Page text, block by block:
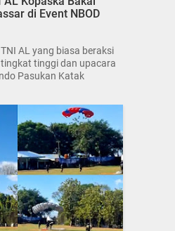
di Event NBOD
AL yang biasa beraksi
tinggi dan upacara
Pasukan Katak